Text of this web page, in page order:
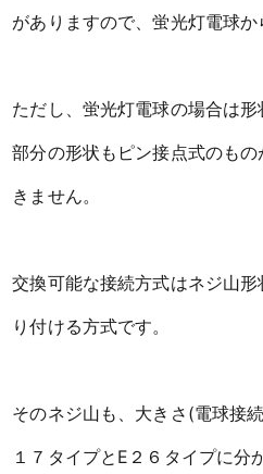
がありますので、蛍光灯電球か
ただし、蛍光灯電球の場合は
部分の形状もピン接点式のも
きません。
交換可能な接続方式はネジ山
り付ける方式です。
そのネジ山も、大きさ(電球接
１７タイプとE２６タイプに分